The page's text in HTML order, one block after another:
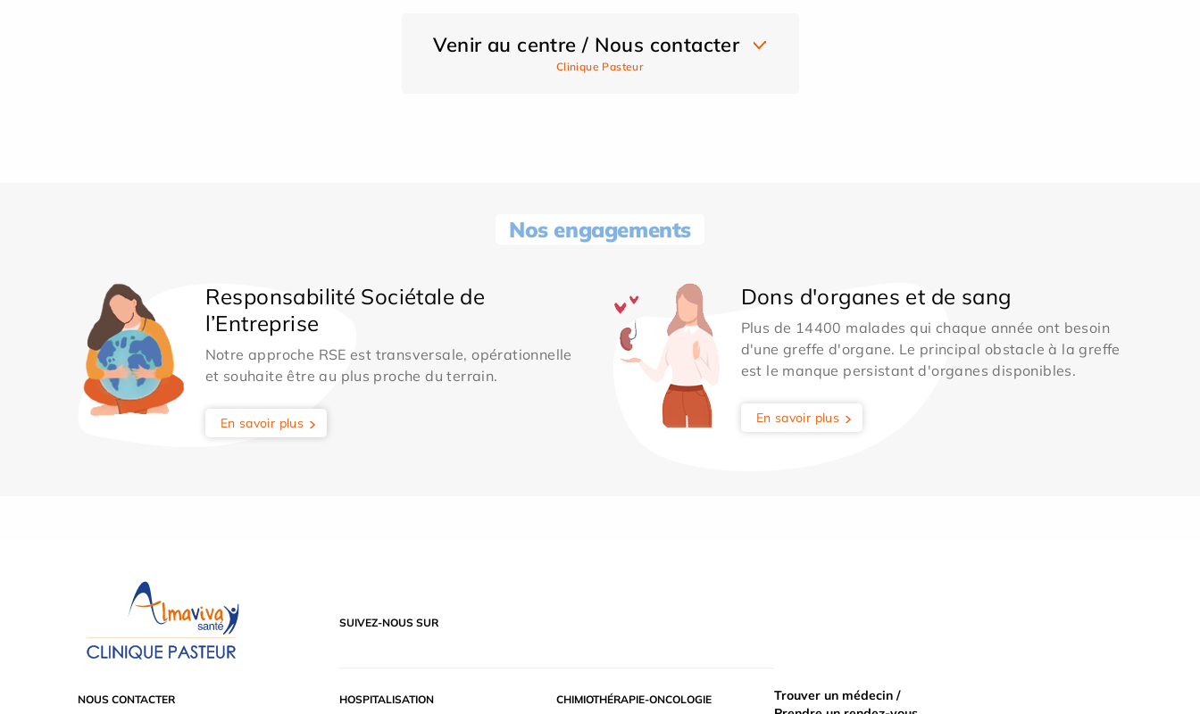
Venir au centre / Nous contacter
Clinique Pasteur
Nos engagements
Responsabilité Sociétale de
l’Entreprise
Notre approche RSE est transversale, opérationnelle
et souhaite être au plus proche du terrain.
En savoir plus
Dons d'organes et de sang
Plus de 14400 malades qui chaque année ont besoin
d'une greffe d'organe. Le principal obstacle à la greffe
est le manque persistant d'organes disponibles.
En savoir plus
SUIVEZ-NOUS SUR
NOUS CONTACTER HOSPITALISATION CHIMIOTHÉRAPIE-ONCOLOGIE
Trouver un médecin /